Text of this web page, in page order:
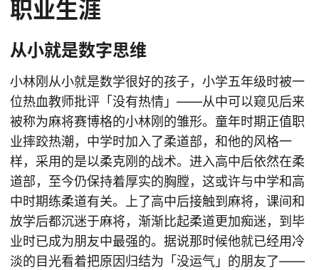
职业生涯
从小就是数字思维
小林刚从小就是数学很好的孩子，小学五年级时被一
位热血教师批评「没有热情」——从中可以窥见后来
被称为麻将赛博格的小林刚的雏形。童年时期正值职
业摔跤热潮，中学时加入了柔道部，和他的风格一
样，采用的是以柔克刚的战术。进入高中后依然在柔
道部，至今仍保持着厚实的胸膛，这或许与中学和高
中时期练柔道有关。上了高中后接触到麻将，课间和
放学后都沉迷于麻将，渐渐比起柔道更加痴迷，到毕
业时已成为朋友中最强的。据说那时候他就已经用冷
淡的目光看着把原因归结为「没运气」的朋友了——